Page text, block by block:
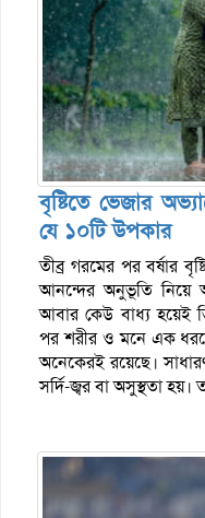
বৃষ্টিতে ভেজার
যে ১০টি উপকার
তীব্র গরমের পর বর্ষার
আনন্দের অনুভূতি নিয়ে
আবার কেউ বাধ্য হয়েই
পর শরীর ও মনে এক
অনেকেরই রয়েছে।
সর্দি-জ্বর বা অসুস্থতা